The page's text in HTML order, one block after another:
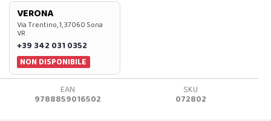
VERONA
Via Trentino, 1, 37060 Sona
VR
+39 342 031 0352
NON DISPONIBILE
EAN
9788859016502
SKU
072802